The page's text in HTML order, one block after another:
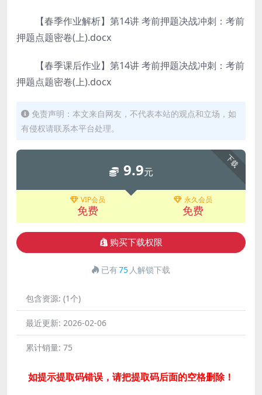
【春季作业解析】第14讲 考前押题决战冲刺：考前
押题点题密卷(上).docx
【春季课后作业】第14讲 考前押题决战冲刺：考前
押题点题密卷(上).docx
免责声明：本文来自网友，不代表本站的观点和立场，如
有侵权请联系本平台处理。
下载
9.9元
VIP会员
免费
永久会员
免费
购买下载权限
已有75 人解锁下载
包含资源: (1个)
最近更新: 2026-02-06
累计销量: 75
如提示提取码错误，请把提取码后面的空格删除！